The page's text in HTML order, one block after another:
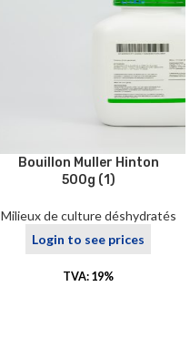
Bouillon Muller Hinton
500g (1)
Milieux de culture déshydratés
Login to see prices
TVA: 19%